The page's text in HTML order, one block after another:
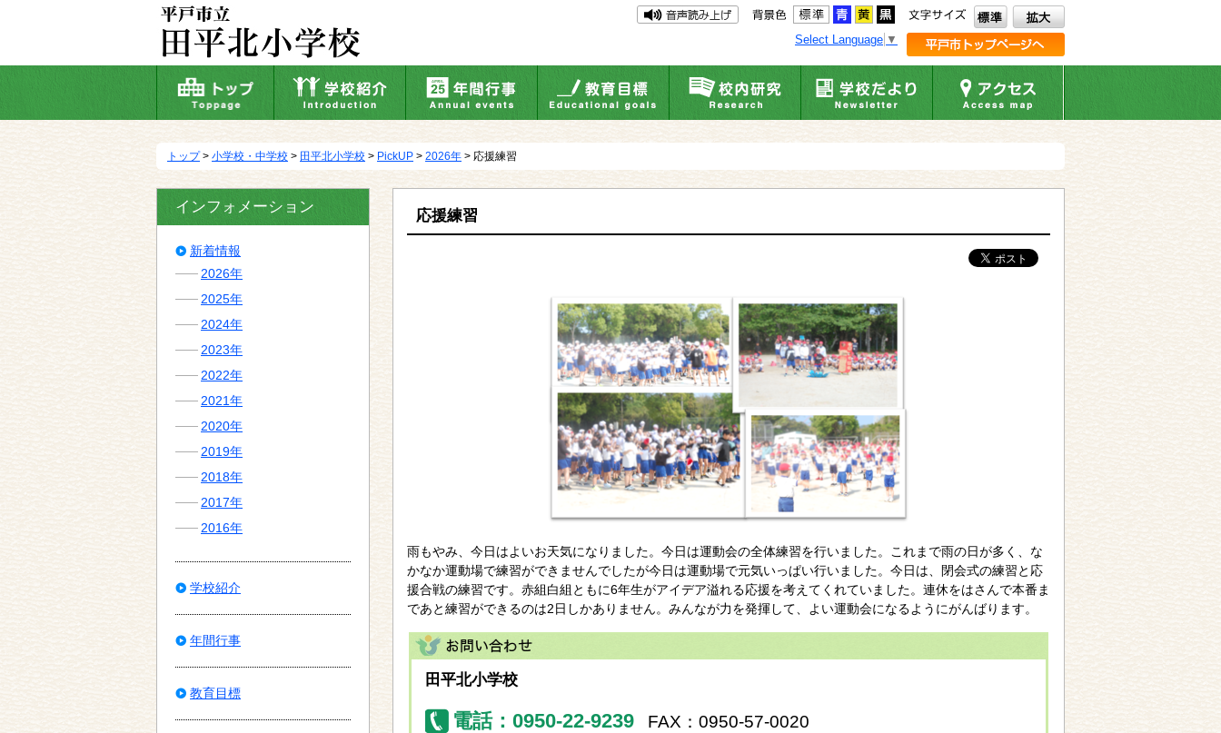
動
Select Language ▼
トップ> 小学校・中学校 > 田平北小学校 > PickUP > 2026年 > 応援練習
応援練習
雨もやみ、今日はよいお天気になりました。今日は運動会の全体練習を行いました。これまで雨の日が多く、な
かなか運動場で練習ができませんでしたが今日は運動場で元気いっぱい行いました。今日は、閉会式の練習と応
援合戦の練習です。赤組白組ともに6年生がアイデア溢れる応援を考えてくれていました。連休をはさんで本番ま
であと練習ができるのは2日しかありません。みんなが力を発揮して、よい運動会になるようにがんばります。
田平北小学校
電話：0950-22-9239 FAX：0950-57-0020
インフォメーション
新着情報
2026年
2025年
2024年
2023年
2022年
2021年
2020年
2019年
2018年
2017年
2016年
学校紹介
年間行事
教育目標